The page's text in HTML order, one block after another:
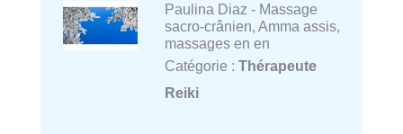
Paulina Diaz - Massage
sacro-crânien, Amma assis,
massages en en
Catégorie : Thérapeute
Reiki